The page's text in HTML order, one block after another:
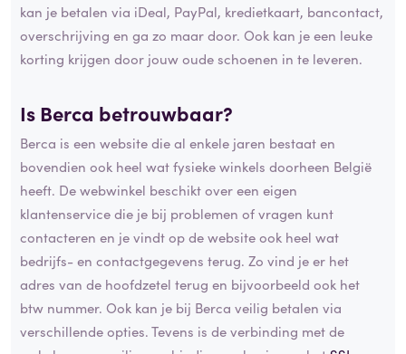
kan je betalen via iDeal, PayPal, kredietkaart, bancontact,
overschrijving en ga zo maar door. Ook kan je een leuke
korting krijgen door jouw oude schoenen in te leveren.
Is Berca betrouwbaar?
Berca is een website die al enkele jaren bestaat en
bovendien ook heel wat fysieke winkels doorheen België
heeft. De webwinkel beschikt over een eigen
klantenservice die je bij problemen of vragen kunt
contacteren en je vindt op de website ook heel wat
bedrijfs- en contactgegevens terug. Zo vind je er het
adres van de hoofdzetel terug en bijvoorbeeld ook het
btw nummer. Ook kan je bij Berca veilig betalen via
verschillende opties. Tevens is de verbinding met de